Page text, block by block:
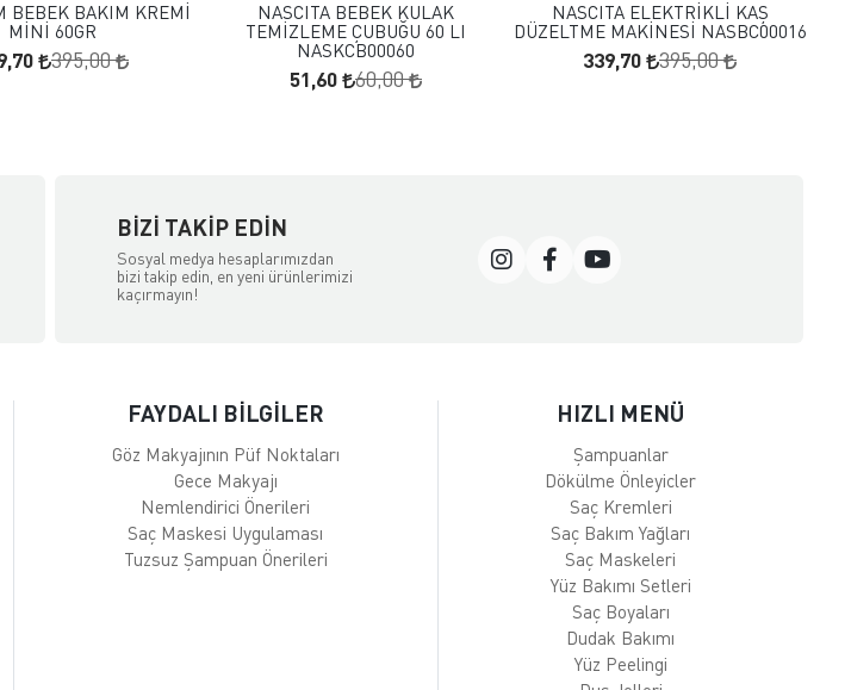
BEBEK BAKIM KREMİ
MİNİ 60GR
395,00
NASCITA BEBEK KULAK
TEMİZLEME ÇUBUĞU 60 LI
NASKCB00060
51,60 60,00
NASCITA ELEKTRİKLİ KAŞ
DÜZELTME MAKİNESİ NASBC00016
339,70 395,00
BIZI TAKIP EDIN
Sosyal medya hesaplarımızdan
bizi takip edin, en yeni ürünlerimizi
kaçırmayın!
FAYDALI BİLGİLER
Göz Makyajının Püf Noktaları
Gece Makyajı
Nemlendirici Önerileri
Saç Maskesi Uygulaması
Tuzsuz Şampuan Önerileri
HIZLI MENÜ
Şampuanlar
Dökülme Önleyicler
Saç Kremleri
Saç Bakım Yağları
Saç Maskeleri
Yüz Bakımı Setleri
Saç Boyaları
Dudak Bakımı
Yüz Peelingi